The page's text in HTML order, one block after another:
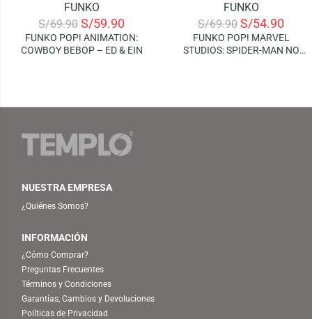
FUNKO
S/69.90 S/59.90
FUNKO POP! ANIMATION:
COWBOY BEBOP – ED & EIN
FUNKO
S/69.90 S/54.90
FUNKO POP! MARVEL
STUDIOS: SPIDER-MAN NO
NUESTRA EMPRESA
¿Quiénes Somos?
INFORMACIÓN
¿Cómo Comprar?
Preguntas Frecuentes
Términos y Condiciones
Garantías, Cambios y Devoluciones
Políticas de Privacidad